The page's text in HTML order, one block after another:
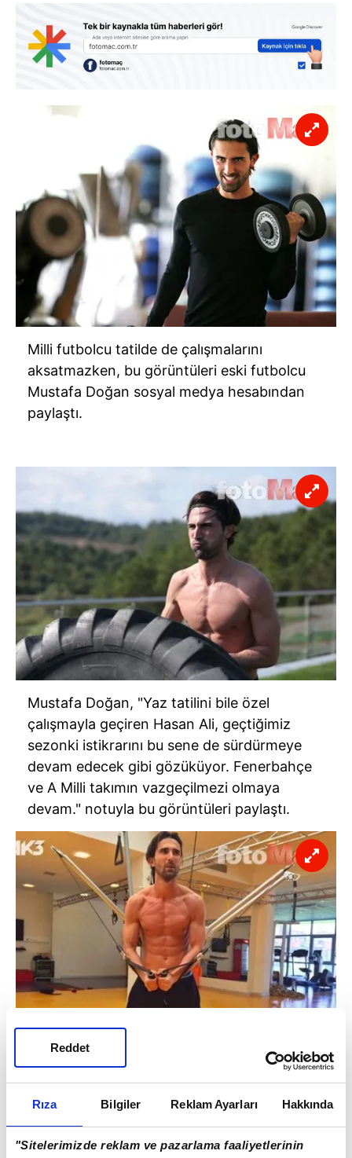
Rıza Bilgiler Reklam Ayarları Hakkında
"Sitelerimizde reklam ve pazarlama faaliyetlerinin
Reddet
Milli futbolcu tatilde de çalışmalarını
aksatmazken, bu görüntüleri eski futbolcu
Mustafa Doğan sosyal medya hesabından
paylaştı.
Mustafa Doğan, "Yaz tatilini bile özel
çalışmayla geçiren Hasan Ali, geçtiğimiz
sezonki istikrarını bu sene de sürdürmeye
devam edecek gibi gözüküyor. Fenerbahçe
ve A Milli takımın vazgeçilmezi olmaya
devam." notuyla bu görüntüleri paylaştı.
Hasan Ali cevap olarak, "Başarı asla tesadüf
değildir." yazdı.
İşte başarılı sol bekin o görüntüleri;